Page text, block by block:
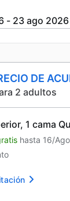
DE
2 adultos
1 cama
hasta 16/